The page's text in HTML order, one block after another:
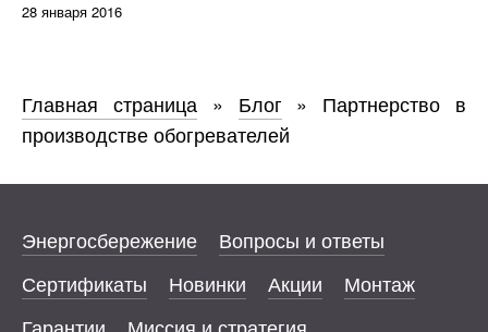
28 января 2016
Главная страница» Блог » Партнерство в
производстве обогревателей
Энергосбережение
Вопросы и ответы
Сертификаты
Новинки Акции
Монтаж